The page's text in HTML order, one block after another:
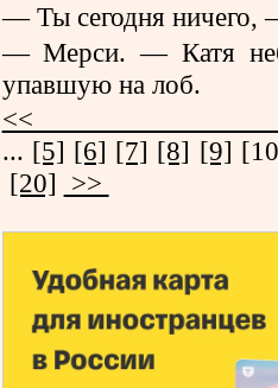
— Ты сегодня ничего,
— Мерси. — Катя
упавшую на лоб.
... [5] [6] [7] [8] [9]
[20] >>